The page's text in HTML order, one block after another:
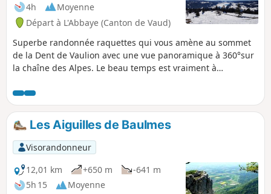
4h
Moyenne
Départ à L'Abbaye (Canton de Vaud)
Superbe randonnée raquettes qui vous amène au sommet
de la Dent de Vaulion avec une vue panoramique à 360°sur
la chaîne des Alpes. Le beau temps est vraiment à
exceptionnelle des Alpes en particulier, sans oublier les
trois lacs : Léman, Joux et Brenet.
Les Aiguilles de Baulmes
Visorandonneur
12,01 km
+650 m
-641 m
5h 15
Moyenne